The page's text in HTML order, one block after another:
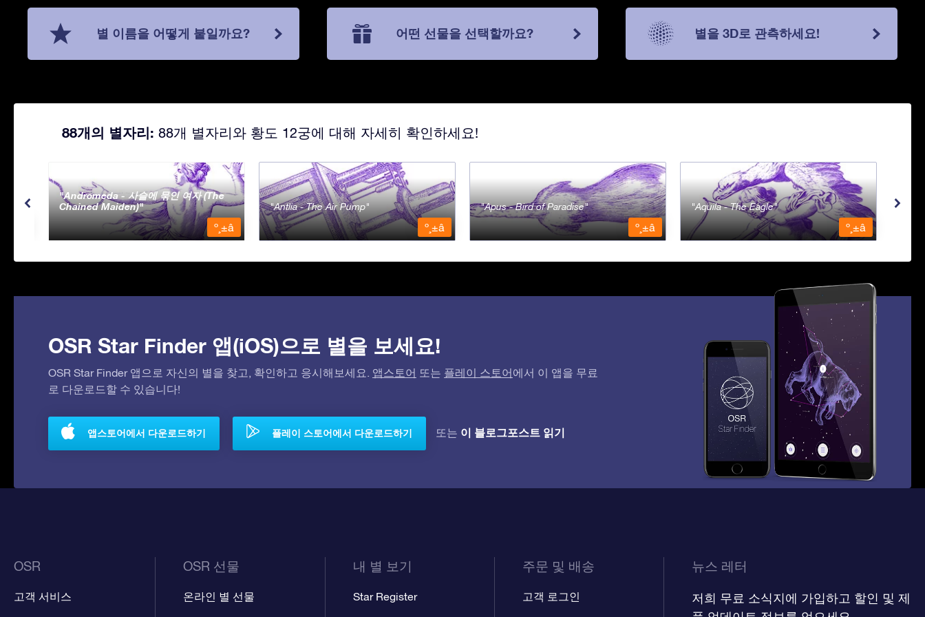
별 이름을 어떻게 붙일까요? 어떤 선물을 선택할까요? 별을 3D로 관측하세요!
88개의 별자리: 88개 별자리와 황도 12궁에 대해 자세히 확인하세요!
Andromeda - 사슬에 묶인 여자 (The
Chained Maiden)
º¸±â
Antlia - The Air Pump
º¸±â
Apus - Bird of Paradise
º¸±â
Aquila - The Eagle
º¸±â
OSR Star Finder 앱(iOS)으로 별을 보세요!
OSR Star Finder 앱으로 자신의 별을 찾고, 확인하고 응시해보세요. 앱스토어 또는 플레이 스토어에서 이 앱을 무료
로 다운로드할 수 있습니다!
앱스토어에서 다운로드하기 플레이 스토어에서 다운로드하기 또는 이 블로그포스트 읽기
OSR
고객 서비스
OSR 선물
온라인 별 선물
내 별 보기
Star Register
주문 및 배송
고객 로그인
뉴스 레터
저희 무료 소식지에 가입하고 할인 및 제